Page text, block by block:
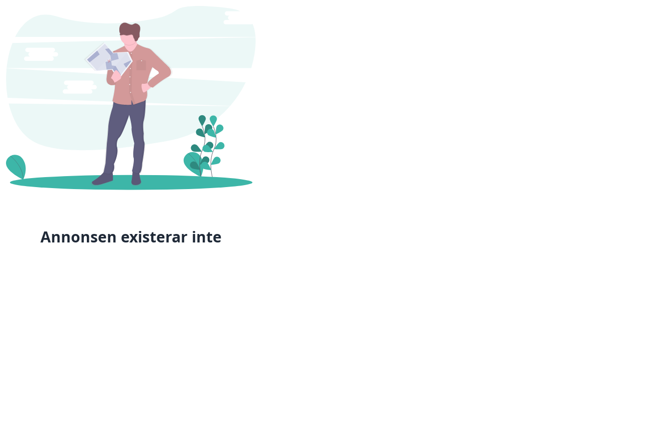
Annonsen existerar inte